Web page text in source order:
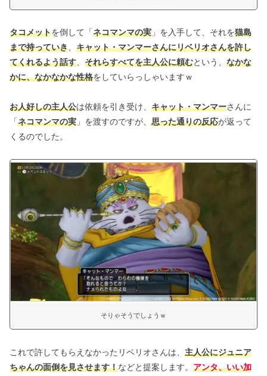
タコメットを倒して「ネコマンマの実 」を入手して、それを猫島
まで持っていき
キャット・マンマーさんにリベリオさんを許し
てくれるよう話す
それらすべてを主人公に頼むという、 なかな
かに、なかなかな性格をしていらっしゃいますｗ
お人好しの主人公は依頼を引き受け、 キャット・マンマーさんに
「ネコマンマの実 」を渡すのですが、 思った通りの反応が返って
くるのでした。
そりゃそうでしょうｗ
これで許してもらえなかったリベリオさんは、 主人公にジュニア
ちゃんの面倒を見させます！などと提案します。 アンタ、いい加